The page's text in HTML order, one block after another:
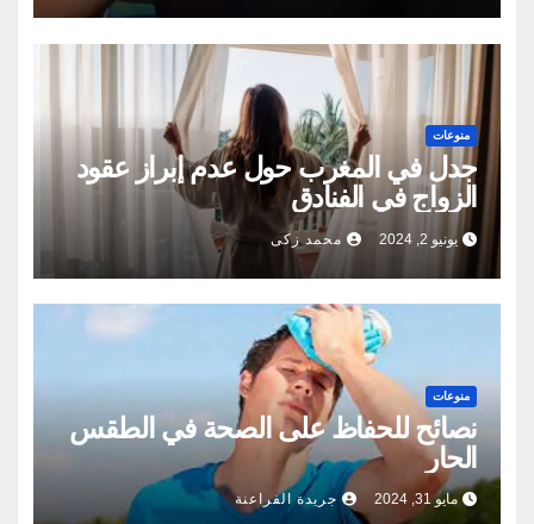
منوعات
جدل في المغرب حول عدم إبراز عقود
الزواج في الفنادق
يونيو 2, 2024 محمد زكى
منوعات
نصائح للحفاظ على الصحة في الطقس
الحار
مايو 31, 2024 جريدة الفراعنة